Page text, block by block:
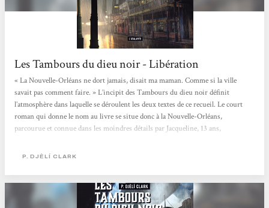
Les Tambours du dieu noir - Libération
« La Nouvelle-Orléans ne dort jamais, disait ma maman. Comme si la ville
savait pas comment faire. » L’incipit des Tambours du dieu noir définit
l’atmosphère dans laquelle se déroulent les deux textes de ce recueil. Le court
roman qui donne le nom au livre se situe donc à la Nouvelle-Orléans,
parcourue et connue dans les moindres détails par Jacqueline, 13 ans,
du Caire, c’est la capitale égyptienne que l’on sillonne de nuit derrière une
P. DJÈLÍ CLARK